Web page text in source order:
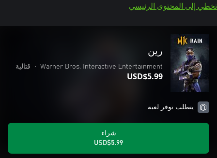
تخطي إلى المحتوى الرئيسي
رين
Warner Bros. Interactive Entertainment
• قتالية
USD$5.99
يتطلب توفر لعبة
شراء
USD$5.99